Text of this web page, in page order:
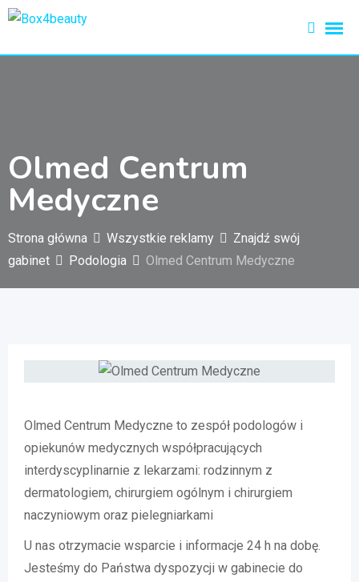
Przejdź
treści
Olmed Centrum
Medyczne
Strona główna Wszystkie reklamy
Znajdź swój
gabinet
Podologia Olmed Centrum Medyczne
Olmed Centrum Medyczne to zespół podologów i
opiekunów medycznych współpracujących
interdyscyplinarnie z lekarzami: rodzinnym z
dermatologiem, chirurgiem ogólnym i chirurgiem
naczyniowym oraz pielegniarkami
U nas otrzymacie wsparcie i informacje 24 h na dobę.
Jesteśmy do Państwa dyspozycji w gabinecie do